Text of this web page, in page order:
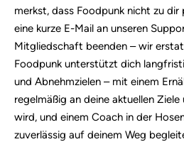
merkst, dass Foodpunk nicht zu
eine kurze E-Mail an unseren
Mitgliedschaft beenden – wir
Foodpunk unterstützt dich
und Abnehmzielen – mit einem
regelmäßig an deine aktuellen
wird, und einem Coach in der
zuverlässig auf deinem Weg